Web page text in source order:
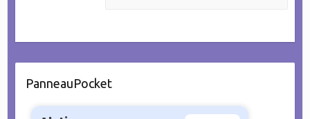
PanneauPocket